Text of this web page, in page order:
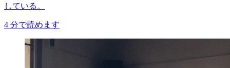
している。
4 分で読めます